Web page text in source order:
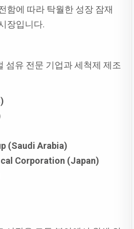
함에 따라 탁월한 성장 잠재
장입니다.
섬유 전문 기업과 세척제 제조
(Saudi Arabia)
Corporation (Japan)